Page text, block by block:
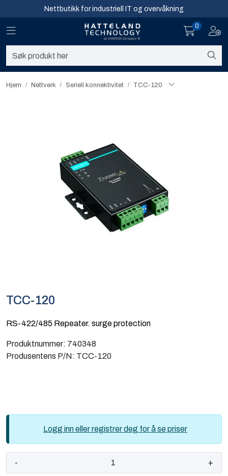
Skip to main contentNettbutikk for industriell IT og overvåkning
Toggle navigation
0
Hjem Nettverk Seriell konnektivitet​ TCC-120
TCC-120
RS-422/485 Repeater. surge protection
Produktnummer: 740348
Produsentens P/N: TCC-120
Logg inn eller registrer deg for å se priser
- +
Nettverk
Sikkerhet og overvåkning
Kurs og eventer
Infosenter